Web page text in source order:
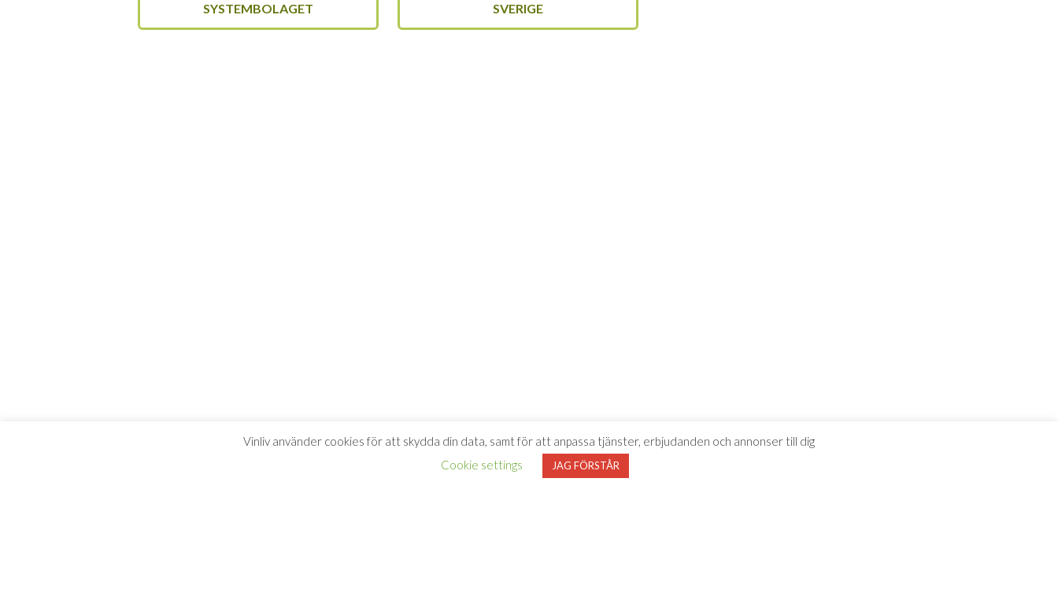
SYSTEMBOLAGET SVERIGE
Vinliv använder cookies för att skydda din data, samt för att anpassa tjänster, erbjudanden och annonser till dig
Cookie settings
JAG FÖRSTÅR